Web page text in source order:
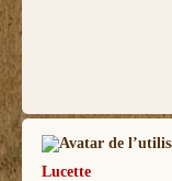
Lucette